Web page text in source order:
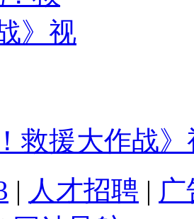
救援大作战
| 人才招聘 |